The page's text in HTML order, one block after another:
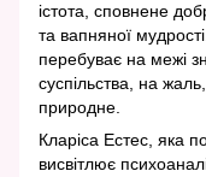
істота, сповнене
та вапняної
перебуває на межі
суспільства, на
природне.
Клаpiса Естес, яка
висвітлює